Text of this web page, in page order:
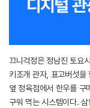
끄니걱정은 정남진 토요
키조개 관자, 표고버섯을
옆 정육점에서 한우를 구
구워 먹는 시스템이다.